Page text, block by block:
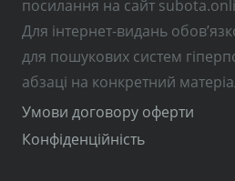
посилання на сайт
Для інтернет-видань
для пошукових систем
абзаці на конкретний
Умови договору оферти
Конфіденційність